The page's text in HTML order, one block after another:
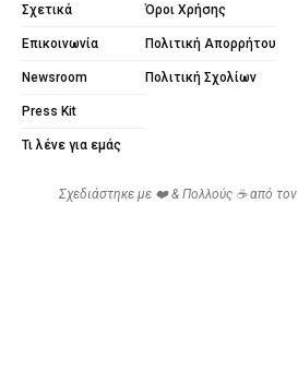
Σχετικά
Επικοινωνία
Newsroom
Press Kit
Τι λένε για εμάς
Όροι Χρήσης
Πολιτική Απορρήτου
Πολιτική Σχολίων
Σχεδιάστηκε με ❤️ & Πολλούς ☕ από τον